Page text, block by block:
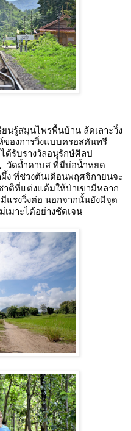
นรู้สมุนไพรพื้นบ้าน ลัดเลาะวิ่ง
ของการวิ่งแบบครอสคันทรี
ด้รับรางวัลอนุรักษ์ศิลป
วัดถ้ำดาบส ที่มีบ่อน้ำหยด
ที่ช่วงต้นเดือนพฤศจิกายนจะ
าติที่แต่งแต้มให้ป่าเขามีหลาก
แรงวิ่งต่อ นอกจากนั้นยังมีจุด
มาะได้อย่างชัดเจน